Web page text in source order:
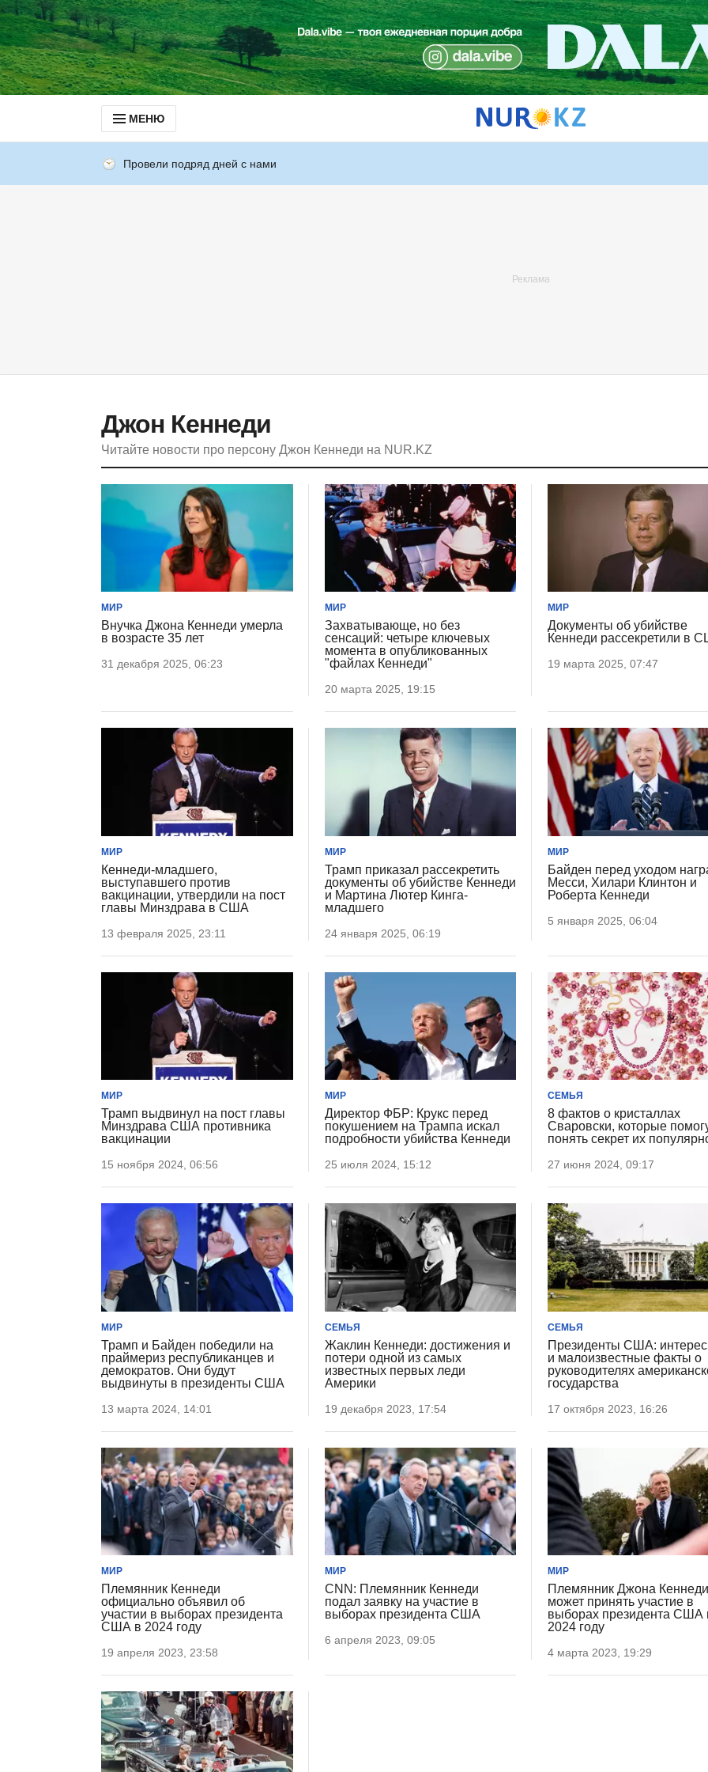
МЕНЮ
Провели подряд дней с нами
Джон Кеннеди
Читайте новости про персону Джон Кеннеди на NUR.KZ
МИР
Внучка Джона Кеннеди умерла
в возрасте 35 лет
31 декабря 2025, 06:23
МИР
Захватывающе, но без
сенсаций: четыре ключевых
момента в опубликованных
"файлах Кеннеди"
20 марта 2025, 19:15
МИР
Документы об убийстве
Кеннеди рассекретили в
19 марта 2025, 07:47
МИР
Кеннеди-младшего,
выступавшего против
вакцинации, утвердили на пост
главы Минздрава в США
13 февраля 2025, 23:11
МИР
Трамп приказал рассекретить
документы об убийстве Кеннеди
и Мартина Лютер Кинга-
младшего
24 января 2025, 06:19
МИР
Байден перед уходом
Месси, Хилари Клинтон и
Роберта Кеннеди
5 января 2025, 06:04
МИР
Трамп выдвинул на пост главы
Минздрава США противника
вакцинации
15 ноября 2024, 06:56
МИР
Директор ФБР: Крукс перед
покушением на Трампа искал
подробности убийства Кеннеди
25 июля 2024, 15:12
СЕМЬЯ
8 фактов о кристаллах
Сваровски, которые
понять секрет их
27 июня 2024, 09:17
МИР
Трамп и Байден победили на
праймериз республиканцев и
демократов. Они будут
выдвинуты в президенты США
13 марта 2024, 14:01
СЕМЬЯ
Жаклин Кеннеди: достижения и
потери одной из самых
известных первых леди
Америки
19 декабря 2023, 17:54
СЕМЬЯ
Президенты США:
и малоизвестные факты о
руководителях
государства
17 октября 2023, 16:26
МИР
Племянник Кеннеди
официально объявил об
участии в выборах президента
США в 2024 году
19 апреля 2023, 23:58
МИР
CNN: Племянник Кеннеди
подал заявку на участие в
выборах президента США
6 апреля 2023, 09:05
МИР
Племянник Джона
может принять участие в
выборах президента США
2024 году
4 марта 2023, 19:29